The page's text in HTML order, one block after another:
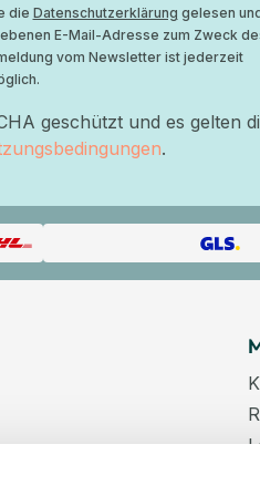
die Datenschutzerklärung gelesen
E-Mail-Adresse zum Zweck
vom Newsletter ist jederzeit
geschützt und es gelten
.